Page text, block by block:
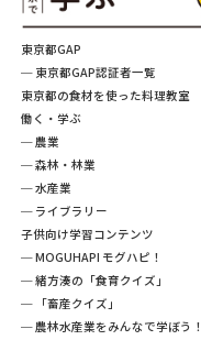
東京都GAP
─ 東京都GAP認証者一覧
東京都の食材を使った料理教室
働く・学ぶ
─ 農業
─ 森林・林業
─ 水産業
─ ライブラリー
子供向け学習コンテンツ
─ MOGUHAPI モグハピ！
─ 緒方湊の「食育クイズ」
─ 「畜産クイズ」
─ 農林水産業をみんなで学ぼう！